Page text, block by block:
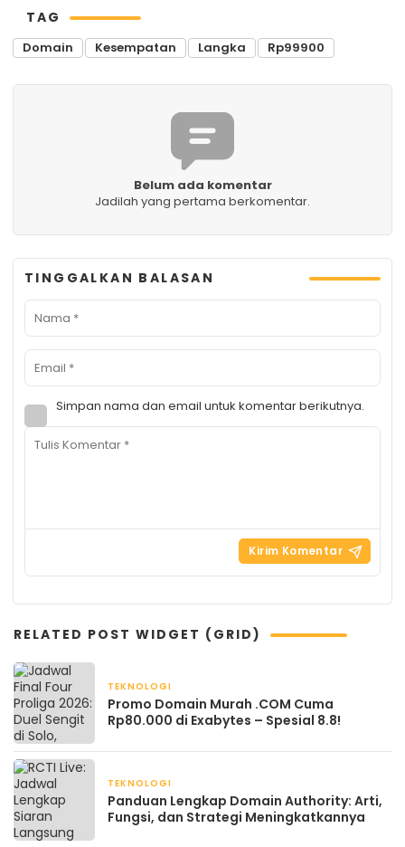
TAG
Domain Kesempatan Langka Rp99900
Belum ada komentar
Jadilah yang pertama berkomentar.
TINGGALKAN BALASAN
Simpan nama dan email untuk komentar berikutnya.
RELATED POST WIDGET (GRID)
TEKNOLOGI
Promo Domain Murah .COM Cuma
Rp80.000 di Exabytes – Spesial 8.8!
TEKNOLOGI
Panduan Lengkap Domain Authority: Arti,
Fungsi, dan Strategi Meningkatkannya